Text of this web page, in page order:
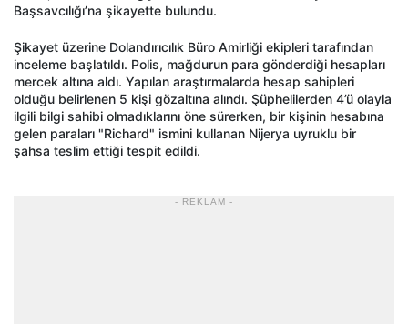
Başsavcılığı’na şikayette bulundu.
Şikayet üzerine Dolandırıcılık Büro Amirliği ekipleri tarafından
inceleme başlatıldı. Polis, mağdurun para gönderdiği hesapları
mercek altına aldı. Yapılan araştırmalarda hesap sahipleri
olduğu belirlenen 5 kişi gözaltına alındı. Şüphelilerden 4’ü olayla
ilgili bilgi sahibi olmadıklarını öne sürerken, bir kişinin hesabına
gelen paraları "Richard" ismini kullanan Nijerya uyruklu bir
şahsa teslim ettiği tespit edildi.
- REKLAM -